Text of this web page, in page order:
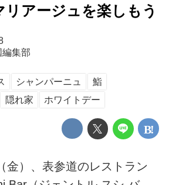
アージュを楽しもう
編集部
シャンパーニュ
鮨
隠れ家 ホワイトデー
金）、表参道のレストラン